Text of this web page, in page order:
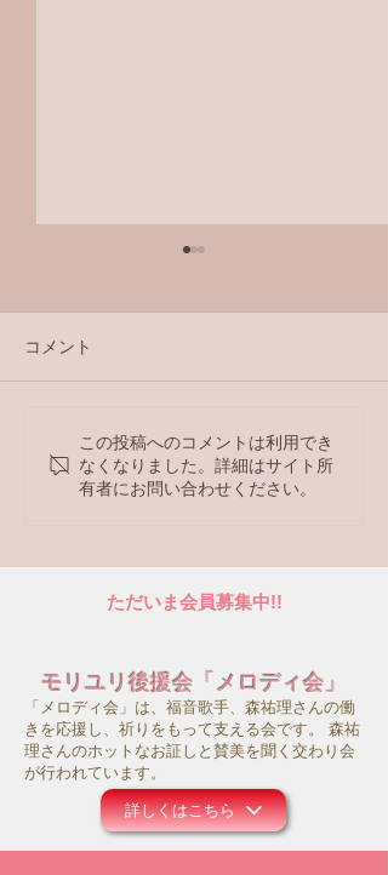
【ラジオ番組】アンケー
トへの回答はこちら
コメント
この投稿へのコメントは利用でき
なくなりました。詳細はサイト所
有者にお問い合わせください。
ただいま会員募集中!!
モリユリ後援会「メロディ会」
「メロディ会」は、福音歌手、森祐理さんの働
きを応援し、祈りをもって支える会です。 森祐
理さんのホットなお証しと賛美を聞く交わり会
が行われています。
詳しくはこちら